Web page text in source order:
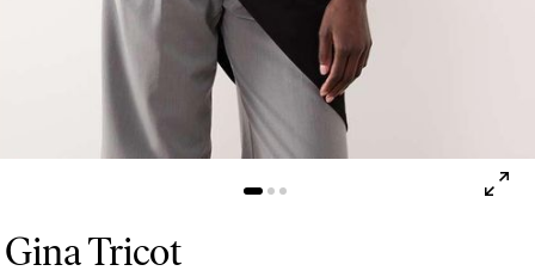
Gina Tricot